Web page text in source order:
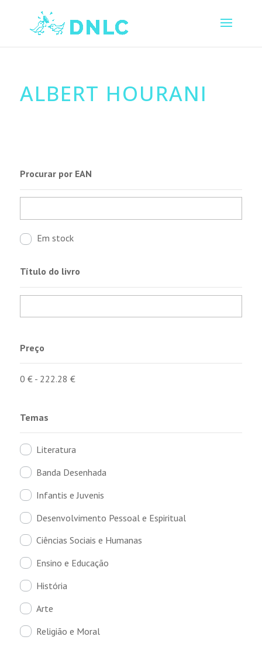
ALBERT HOURANI
Procurar por EAN
Em stock
Título do livro
Preço
0 €- 222.28 €
Temas
Literatura
Banda Desenhada
Infantis e Juvenis
Desenvolvimento Pessoal e Espiritual
Ciências Sociais e Humanas
Ensino e Educação
História
Arte
Religião e Moral